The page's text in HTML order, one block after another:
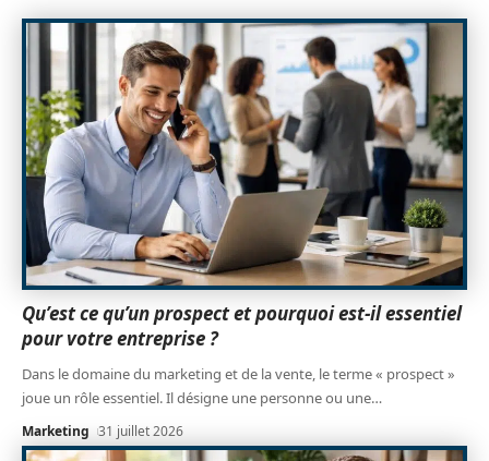
Qu’est ce qu’un prospect et pourquoi est-il essentiel
pour votre entreprise ?
Dans le domaine du marketing et de la vente, le terme « prospect »
joue un rôle essentiel. Il désigne une personne ou une…
Marketing 31 juillet 2026